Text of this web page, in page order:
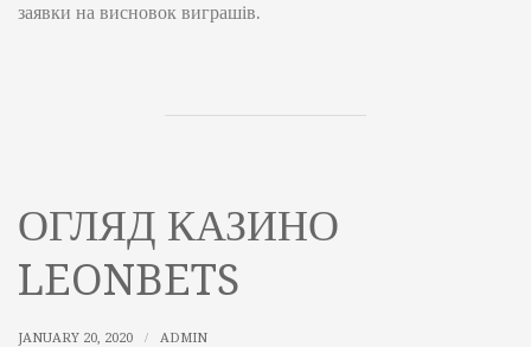
заявки на висновок виграшів.
ОГЛЯД КАЗИНО
LEONBETS
JANUARY 20, 2020 ADMIN